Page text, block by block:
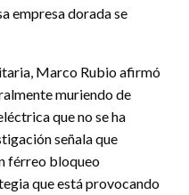
empresa dorada se
Marco Rubio afirmó
muriendo de
que no se ha
señala que
férreo bloqueo
que está provocando